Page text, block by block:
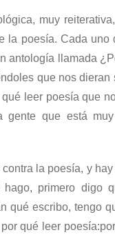
muy
la poesía. Cada uno
antología llamada ¿P
que nos dieran
qué leer poesía que
gente que está
la poesía, y
hago, primero digo
qué escribo,tengo
qué leer poesía: